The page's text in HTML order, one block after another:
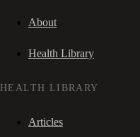
About
Health Library
HEALTH LIBRARY
Articles